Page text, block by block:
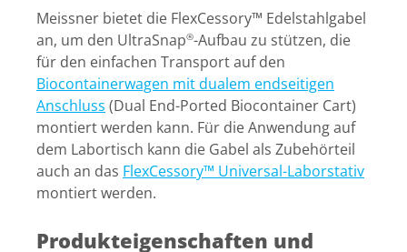
Meissner bietet die FlexCessory™ Edelstahlgabel
an, um den UltraSnap®-Aufbau zu stützen, die
für den einfachen Transport auf den
Biocontainerwagen mit dualem endseitigen
Anschluss (Dual End-Ported Biocontainer Cart)
montiert werden kann. Für die Anwendung auf
dem Labortisch kann die Gabel als Zubehörteil
auch an das FlexCessory™ Universal-Laborstativ
montiert werden.
Produkteigenschaften und